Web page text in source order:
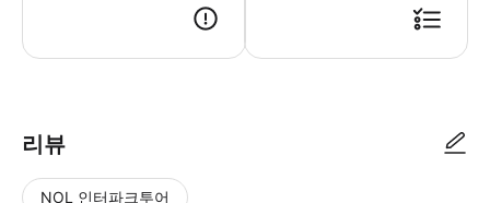
리뷰
NOL 인터파크투어